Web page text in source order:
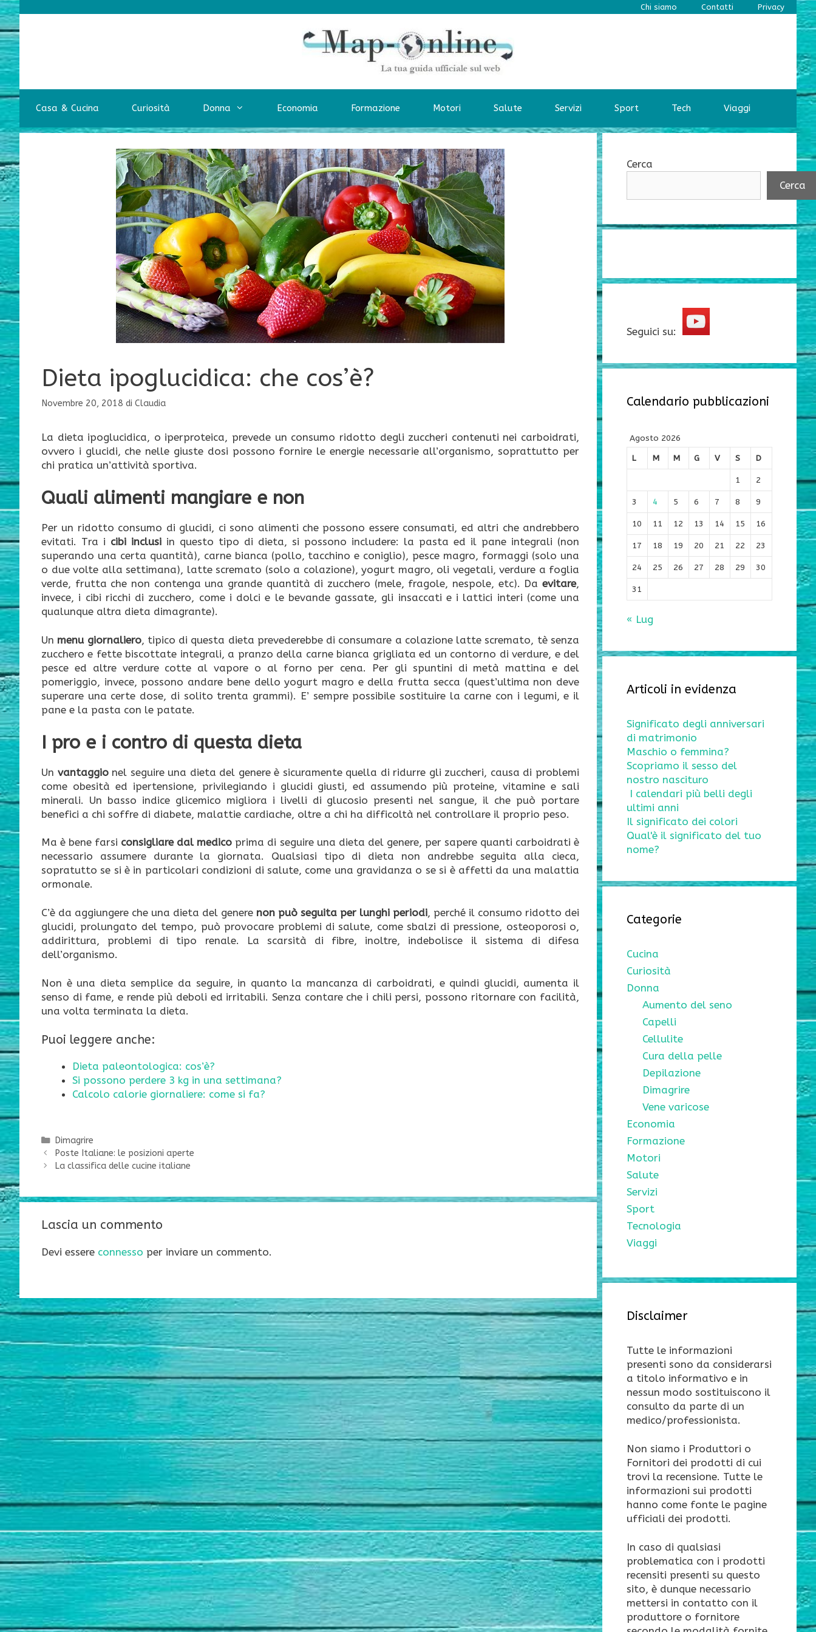
Vai
al
contenuto
Chi siamo Contatti Privacy
Casa & Cucina Curiosità Donna Economia Formazione Motori Salute Servizi Sport Tech Viaggi
Dieta ipoglucidica: che cos’è?
Novembre 20, 2018 di Claudia
La dieta ipoglucidica, o iperproteica, prevede un consumo ridotto degli zuccheri contenuti nei carboidrati,
ovvero i glucidi, che nelle giuste dosi possono fornire le energie necessarie all’organismo, soprattutto per
chi pratica un’attività sportiva.
Quali alimenti mangiare e non
Per un ridotto consumo di glucidi, ci sono alimenti che possono essere consumati, ed altri che andrebbero
evitati. Tra i cibi inclusi in questo tipo di dieta, si possono includere: la pasta ed il pane integrali (non
superando una certa quantità), carne bianca (pollo, tacchino e coniglio), pesce magro, formaggi (solo una
o due volte alla settimana), latte scremato (solo a colazione), yogurt magro, oli vegetali, verdure a foglia
verde, frutta che non contenga una grande quantità di zucchero (mele, fragole, nespole, etc). Da evitare,
invece, i cibi ricchi di zucchero, come i dolci e le bevande gassate, gli insaccati e i lattici interi (come una
qualunque altra dieta dimagrante).
Un menu giornaliero, tipico di questa dieta prevederebbe di consumare a colazione latte scremato, tè senza
zucchero e fette biscottate integrali, a pranzo della carne bianca grigliata ed un contorno di verdure, e del
pesce ed altre verdure cotte al vapore o al forno per cena. Per gli spuntini di metà mattina e del
pomeriggio, invece, possono andare bene dello yogurt magro e della frutta secca (quest’ultima non deve
superare una certe dose, di solito trenta grammi). E’ sempre possibile sostituire la carne con i legumi, e il
pane e la pasta con le patate.
I pro e i contro di questa dieta
Un vantaggionel seguire una dieta del genere è sicuramente quella di ridurre gli zuccheri, causa di problemi
come obesità ed ipertensione, privilegiando i glucidi giusti, ed assumendo più proteine, vitamine e sali
minerali. Un basso indice glicemico migliora i livelli di glucosio presenti nel sangue, il che può portare
benefici a chi soffre di diabete, malattie cardiache, oltre a chi ha difficoltà nel controllare il proprio peso.
Ma è bene farsi consigliare dal medico prima di seguire una dieta del genere, per sapere quanti carboidrati è
necessario assumere durante la giornata. Qualsiasi tipo di dieta non andrebbe seguita alla cieca,
sopratutto se si è in particolari condizioni di salute, come una gravidanza o se si è affetti da una malattia
ormonale.
C’è da aggiungere che una dieta del genere non può seguita per lunghi periodi, perché il consumo ridotto dei
glucidi, prolungato del tempo, può provocare problemi di salute, come sbalzi di pressione, osteoporosi o,
addirittura, problemi di tipo renale. La scarsità di fibre, inoltre, indebolisce il sistema di difesa
dell’organismo.
Non è una dieta semplice da seguire, in quanto la mancanza di carboidrati, e quindi glucidi, aumenta il
senso di fame, e rende più deboli ed irritabili. Senza contare che i chili persi, possono ritornare con facilità,
una volta terminata la dieta.
Puoi leggere anche:
Dieta paleontologica: cos’è?
Si possono perdere 3 kg in una settimana?
Calcolo calorie giornaliere: come si fa?
Categorie
Dimagrire
Poste Italiane: le posizioni aperte
La classifica delle cucine italiane
Lascia un commento
Devi essere connesso per inviare un commento.
Cerca
Cerca
Seguici su:
Calendario pubblicazioni
Agosto 2026
L
M M G V S D
1 2
3 4 5 6 7 8 9
10 11 12 13 14 15 16
17 18 19 20 21 22 23
24 25 26 27 28 29 30
31
« Lug
Articoli in evidenza
Significato degli anniversari
di matrimonio
Maschio o femmina?
Scopriamo il sesso del
nostro nascituro
I calendari più belli degli
ultimi anni
Il significato dei colori
Qual'è il significato del tuo
nome?
Categorie
Cucina
Curiosità
Donna
Aumento del seno
Capelli
Cellulite
Cura della pelle
Depilazione
Dimagrire
Vene varicose
Economia
Formazione
Motori
Salute
Servizi
Sport
Tecnologia
Viaggi
Disclaimer
Tutte le informazioni
presenti sono da considerarsi
a titolo informativo e in
nessun modo sostituiscono il
consulto da parte di un
medico/professionista.
Non siamo i Produttori o
Fornitori dei prodotti di cui
trovi la recensione. Tutte le
informazioni sui prodotti
hanno come fonte le pagine
ufficiali dei prodotti.
In caso di qualsiasi
problematica con i prodotti
recensiti presenti su questo
sito, è dunque necessario
mettersi in contatto con il
produttore o fornitore